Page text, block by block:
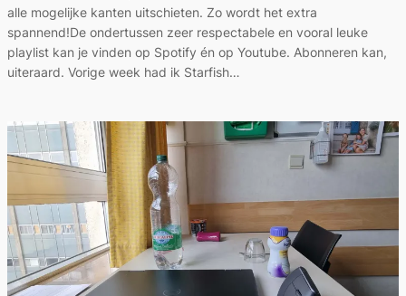
alle mogelijke kanten uitschieten. Zo wordt het extra
spannend!De ondertussen zeer respectabele en vooral leuke
playlist kan je vinden op Spotify én op Youtube. Abonneren kan,
uiteraard. Vorige week had ik Starfish…